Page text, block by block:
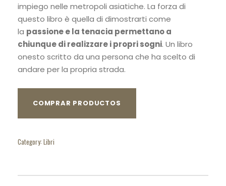
impiego nelle metropoli asiatiche. La forza di
questo libro è quella di dimostrarti come
la passione e la tenacia permettano a
chiunque di realizzare i propri sogni. Un libro
onesto scritto da una persona che ha scelto di
andare per la propria strada.
COMPRAR PRODUCTOS
Category: Libri